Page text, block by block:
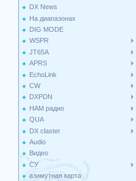
DX News
На диапазонах
DIG MODE
WSPR
JT65A
APRS
EchoLink
CW
DXPDN
HAM радио
QUA
DX claster
Audio
Видео
СУ
азимутная карта